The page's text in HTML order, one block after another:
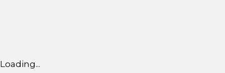
Loading...